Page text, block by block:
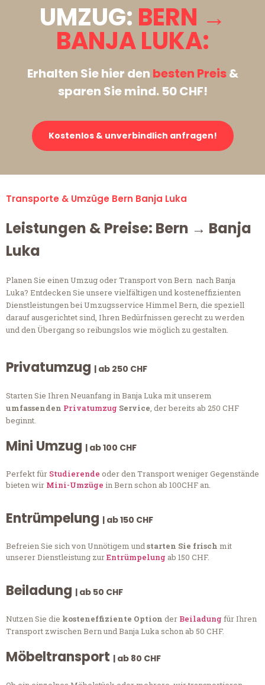
UMZUG: BERN →
BANJA LUKA:
Erhalten Sie hier den besten Preis&
sparen Sie mind. 50 CHF!
Kostenlos & unverbindlich anfragen!
Transporte & Umzüge Bern Banja Luka
Leistungen & Preise: Bern → Banja
Luka
Planen Sie einen Umzug oder Transport von Bern nach Banja
Luka? Entdecken Sie unsere vielfältigen und kosteneffizienten
Dienstleistungen bei Umzugsservice Himmel Bern, die speziell
darauf ausgerichtet sind, Ihren Bedürfnissen gerecht zu werden
und den Übergang so reibungslos wie möglich zu gestalten.
Privatumzug | ab 250 CHF
Starten Sie Ihren Neuanfang in Banja Luka mit unserem
umfassenden Privatumzug Service, der bereits ab 250 CHF
beginnt.
Mini Umzug | ab 100 CHF
Perfekt für Studierende oder den Transport weniger Gegenstände
bieten wir Mini-Umzüge in Bern schon ab 100CHF an.
Entrümpelung | ab 150 CHF
Befreien Sie sich von Unnötigem undstarten Sie frisch mit
unserer Dienstleistung zurEntrümpelung ab 150 CHF.
Beiladung | ab 50 CHF
Nutzen Sie die kosteneffiziente Option der Beiladung für Ihren
Transport zwischen Bern und Banja Luka schon ab 50 CHF.
Möbeltransport | ab 80 CHF